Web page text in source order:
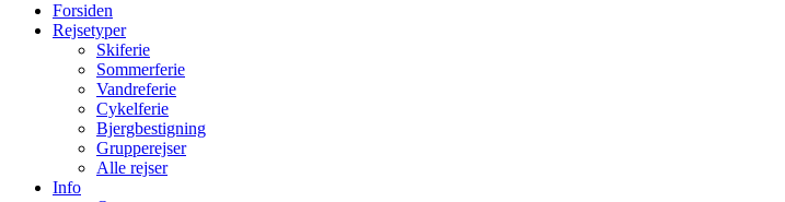
Forsiden
Rejsetyper
Skiferie
Sommerferie
Vandreferie
Cykelferie
Bjergbestigning
Grupperejser
Alle rejser
Info